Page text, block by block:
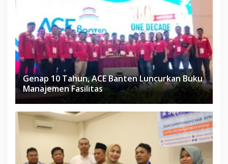
Genap 10 Tahun, ACE Banten Luncurkan Buku
Manajemen Fasilitas